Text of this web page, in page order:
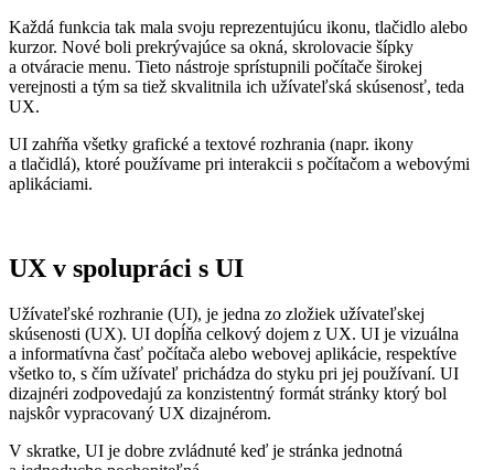
Každá funkcia tak mala svoju reprezentujúcu ikonu, tlačidlo alebo
kurzor. Nové boli prekrývajúce sa okná, skrolovacie šípky
a otváracie menu. Tieto nástroje sprístupnili počítače širokej
verejnosti a tým sa tiež skvalitnila ich užívateľská skúsenosť, teda
UX.
UI zahŕňa všetky grafické a textové rozhrania (napr. ikony
a tlačidlá), ktoré používame pri interakcii s počítačom a webovými
aplikáciami.
UX v spolupráci s UI
Užívateľské rozhranie (UI), je jedna zo zložiek užívateľskej
skúsenosti (UX). UI dopĺňa celkový dojem z UX. UI je vizuálna
a informatívna časť počítača alebo webovej aplikácie, respektíve
všetko to, s čím užívateľ prichádza do styku pri jej používaní. UI
dizajnéri zodpovedajú za konzistentný formát stránky ktorý bol
najskôr vypracovaný UX dizajnérom.
V skratke, UI je dobre zvládnuté keď je stránka jednotná